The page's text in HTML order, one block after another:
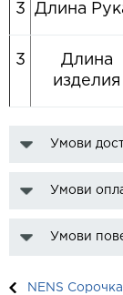
3 Длина
3
Длина
изделия
Умови
Умови
Умови
NENS